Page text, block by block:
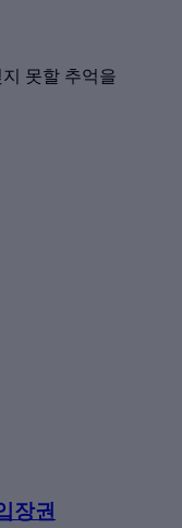
못할 추억을
장권